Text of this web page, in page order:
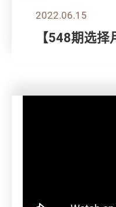
2022.06.15
【548期选择